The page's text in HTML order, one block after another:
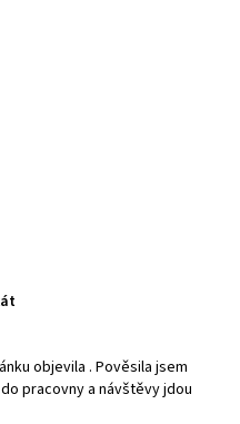
objevila . Pověsila jsem
pracovny a návštěvy jdou